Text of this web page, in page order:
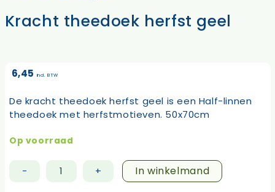
Kracht theedoek herfst geel
6,45 incl. BTW
De kracht theedoek herfst geel is een Half-linnen
theedoek met herfstmotieven. 50x70cm
Op voorraad
- + In winkelmand